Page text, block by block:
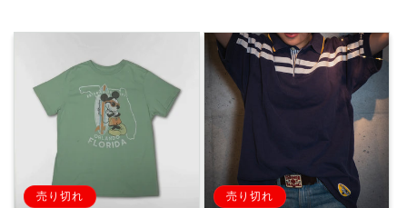
売り切れ 売り切れ